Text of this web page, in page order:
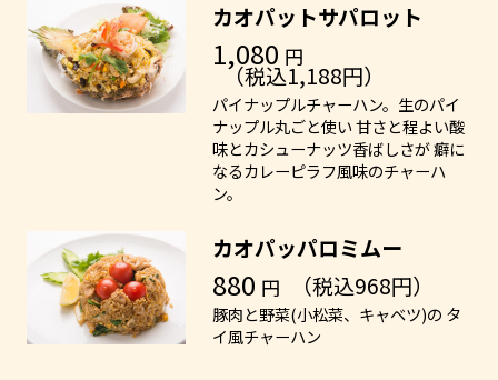
カオパットサパロット
1,080 円
（税込1,188円）
パイナップルチャーハン。生のパイ
ナップル丸ごと使い 甘さと程よい酸
味とカシューナッツ香ばしさが 癖に
なるカレーピラフ風味のチャーハ
ン。
カオパッパロミムー
880 円 （税込968円）
豚肉と野菜(小松菜、キャベツ)の タ
イ風チャーハン